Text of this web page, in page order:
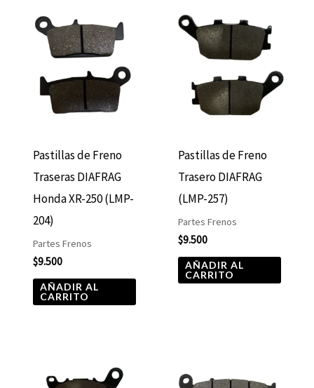
Pastillas de Freno
Traseras DIAFRAG
Honda XR-250 (LMP-
204)
Partes Frenos
$9.500
AÑADIR AL
CARRITO
Pastillas de Freno
Trasero DIAFRAG
(LMP-257)
Partes Frenos
$9.500
AÑADIR AL
CARRITO